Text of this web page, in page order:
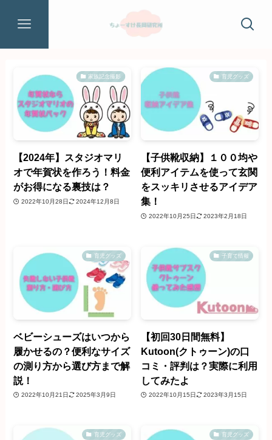
家族記念撮影
【2024年】スタジオマリ
オで年賀状を作ろう！料金
がお得になる裏技は？
2022年10月28日 2024年12月8日
育児グッズ
【子供靴収納】１００均や
便利アイテムを使って玄関
をスッキリさせるアイデア
集！
2022年10月25日 2023年2月18日
育児グッズ
ベビーシューズはいつから
履かせるの？便利なサイズ
の測り方から選び方まで解
説！
2022年10月21日 2025年3月9日
子育て情報
【初回30日間無料】
Kutoon(クトゥーン)の口
コミ・評判は？実際に利用
してみたよ
2022年10月15日 2023年3月15日
育児グッズ 育児グッズ